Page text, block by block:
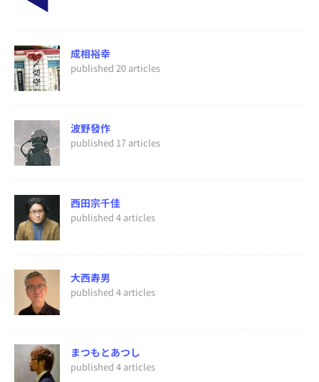
成相裕幸
published 20 articles
波野發作
published 17 articles
西田宗千佳
published 4 articles
大西寿男
published 4 articles
まつもとあつし
published 4 articles